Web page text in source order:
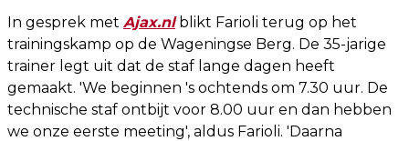
In gesprek met Ajax.nlblikt Farioli terug op het
trainingskamp op de Wageningse Berg. De 35-jarige
trainer legt uit dat de staf lange dagen heeft
gemaakt. 'We beginnen 's ochtends om 7.30 uur. De
technische staf ontbijt voor 8.00 uur en dan hebben
we onze eerste meeting', aldus Farioli. 'Daarna